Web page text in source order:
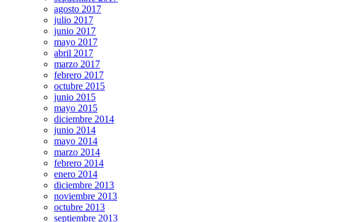
agosto 2017
julio 2017
junio 2017
mayo 2017
abril 2017
marzo 2017
febrero 2017
octubre 2015
junio 2015
mayo 2015
diciembre 2014
junio 2014
mayo 2014
marzo 2014
febrero 2014
enero 2014
diciembre 2013
noviembre 2013
octubre 2013
septiembre 2013